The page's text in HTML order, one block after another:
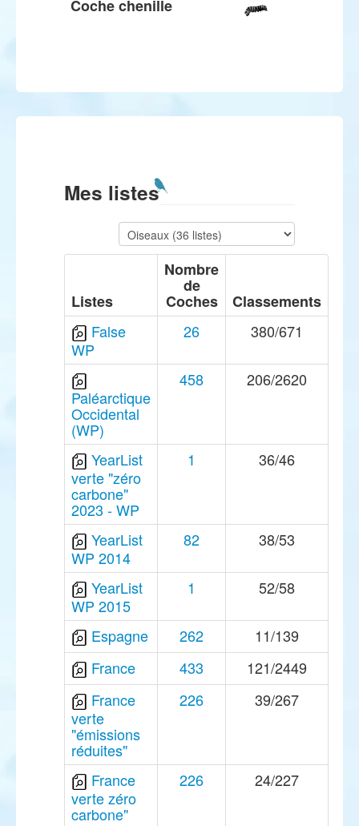
Coche chenille
Mes listes
Listes
Nombre
de
Coches
Classements
False
WP
26 380/671
Paléarctique
Occidental
(WP)
458 206/2620
YearList
verte "zéro
carbone"
2023 - WP
1 36/46
YearList
WP 2014
82 38/53
YearList
WP 2015
1 52/58
Espagne 262
11/139
France
433
121/2449
France
verte
"émissions
réduites"
226 39/267
France
verte zéro
carbone"
226 24/227